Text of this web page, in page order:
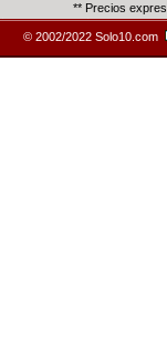
** Precios
© 2002/2022 Solo10.com